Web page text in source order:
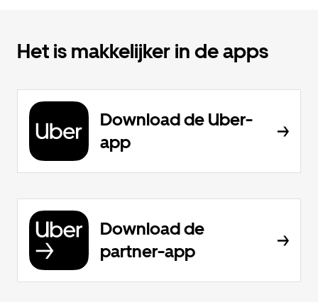
Het is makkelijker in de apps
Download de Uber-
app
Download de
partner-app